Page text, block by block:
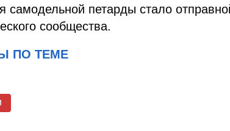
самодельной петарды стало
сообщества.
ПО ТЕМЕ